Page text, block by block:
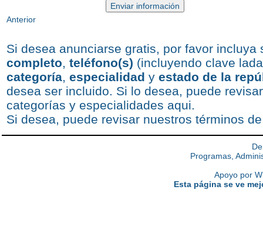
Anterior
Si desea anunciarse gratis, por favor incluya
completo, teléfono(s) (incluyendo clave
categoría, especialidad y estado de la
desea ser incluido. Si lo desea, puede
categorías y especialidades aqui.
Si desea, puede revisar nuestros términos
Programas,
Apoyo por
Esta página se ve